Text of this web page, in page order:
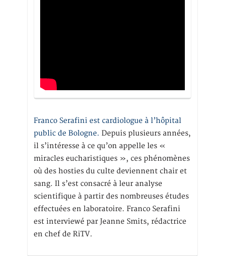
Franco Serafini est cardiologue à l’hôpital
public de Bologne. Depuis plusieurs années,
il s’intéresse à ce qu’on appelle les «
miracles eucharistiques », ces phénomènes
où des hosties du culte deviennent chair et
sang. Il s’est consacré à leur analyse
scientifique à partir des nombreuses études
effectuées en laboratoire. Franco Serafini
est interviewé par Jeanne Smits, rédactrice
en chef de RiTV.